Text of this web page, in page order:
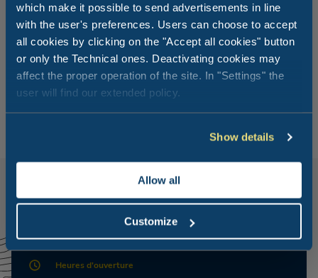
which make it possible to send advertisements in line
with the user's preferences. Users can choose to accept
all cookies by clicking on the "Accept all cookies" button
or only the Technical ones. Deactivating cookies may
affect the proper operation of the site. In "Settings" the
user will find our extended policy.
Show details
Allow all
Customize
Asseyez-vous etcommandezce que
vous voulez!
Commandez avec l'application MyClubDelSole et recevez
le déjeuner ou le dîner directement dans votre logement.
Heures d'ouverture